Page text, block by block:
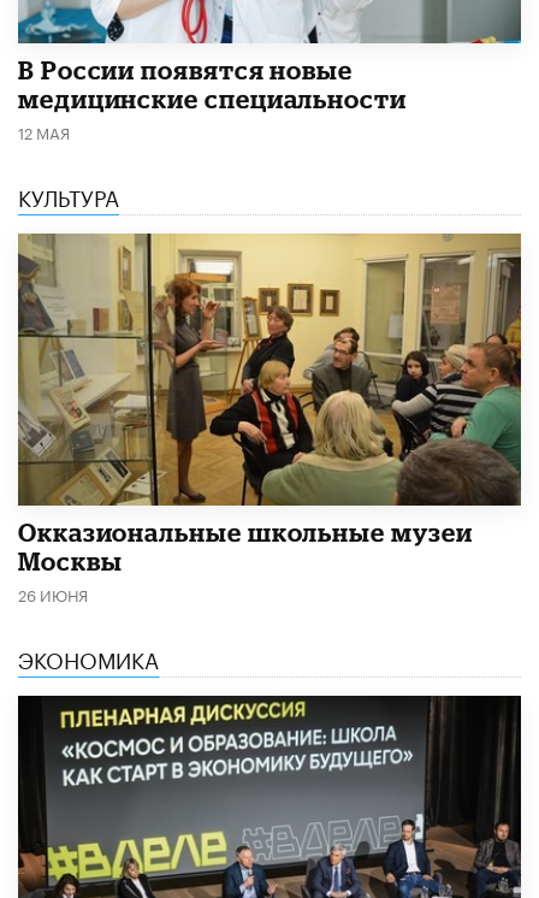
В России появятся новые
медицинские специальности
12 МАЯ
КУЛЬТУРА
​Окказиональные школьные музеи
Москвы
26 ИЮНЯ
ЭКОНОМИКА